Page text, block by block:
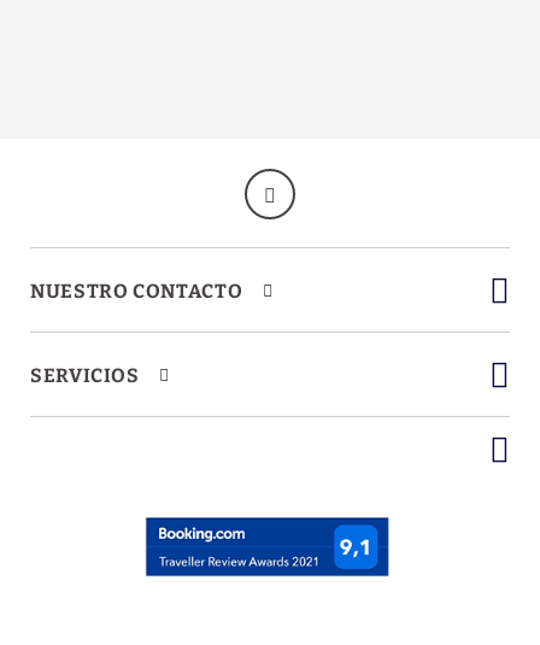
NUESTRO CONTACTO
SERVICIOS